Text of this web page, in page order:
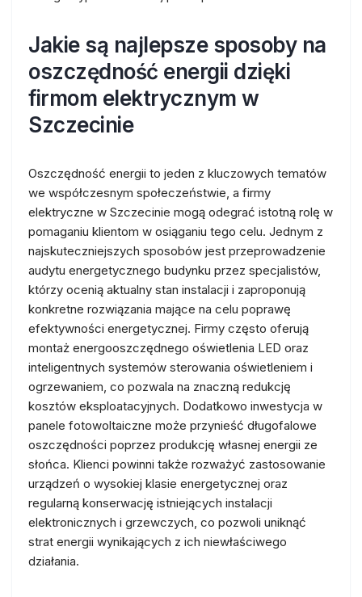
Jakie są najlepsze sposoby na
oszczędność energii dzięki
firmom elektrycznym w
Szczecinie
Oszczędność energii to jeden z kluczowych tematów
we współczesnym społeczeństwie, a firmy
elektryczne w Szczecinie mogą odegrać istotną rolę w
pomaganiu klientom w osiąganiu tego celu. Jednym z
najskuteczniejszych sposobów jest przeprowadzenie
audytu energetycznego budynku przez specjalistów,
którzy ocenią aktualny stan instalacji i zaproponują
konkretne rozwiązania mające na celu poprawę
efektywności energetycznej. Firmy często oferują
montaż energooszczędnego oświetlenia LED oraz
inteligentnych systemów sterowania oświetleniem i
ogrzewaniem, co pozwala na znaczną redukcję
kosztów eksploatacyjnych. Dodatkowo inwestycja w
panele fotowoltaiczne może przynieść długofalowe
oszczędności poprzez produkcję własnej energii ze
słońca. Klienci powinni także rozważyć zastosowanie
urządzeń o wysokiej klasie energetycznej oraz
regularną konserwację istniejących instalacji
elektronicznych i grzewczych, co pozwoli uniknąć
strat energii wynikających z ich niewłaściwego
działania.